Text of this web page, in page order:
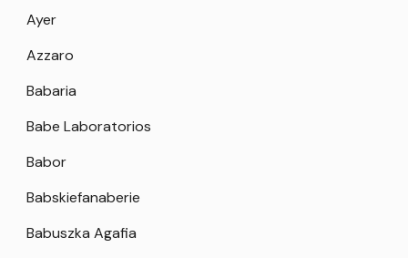
Ayer
Azzaro
Babaria
Babe Laboratorios
Babor
Babskiefanaberie
Babuszka Agafia